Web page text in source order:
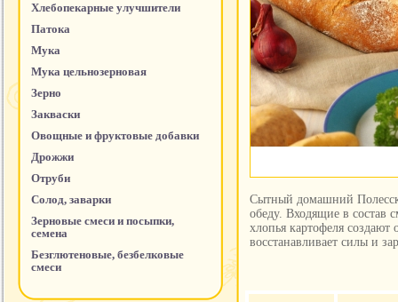
Хлебопекарные улучшители
Патока
Мука
Мука цельнозерновая
Зерно
Закваски
Овощные и фруктовые добавки
Дрожжи
Отруби
Солод, заварки
Зерновые смеси и посыпки,
семена
Безглютеновые, безбелковые
смеси
Сытный домашний
обеду. Входящие в состав
хлопья картофеля
восстанавливает силы и